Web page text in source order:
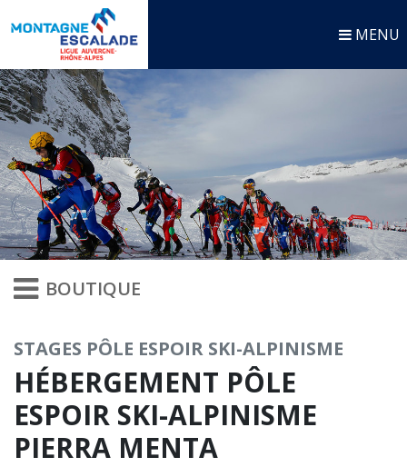
MENU
BOUTIQUE
STAGES PÔLE ESPOIR SKI-ALPINISME
HÉBERGEMENT PÔLE
ESPOIR SKI-ALPINISME
PIERRA MENTA